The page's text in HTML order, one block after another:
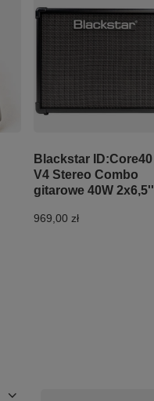
Blackstar ID:Core40
V4 Stereo Combo
gitarowe 40W 2x6,5''
969,00 zł